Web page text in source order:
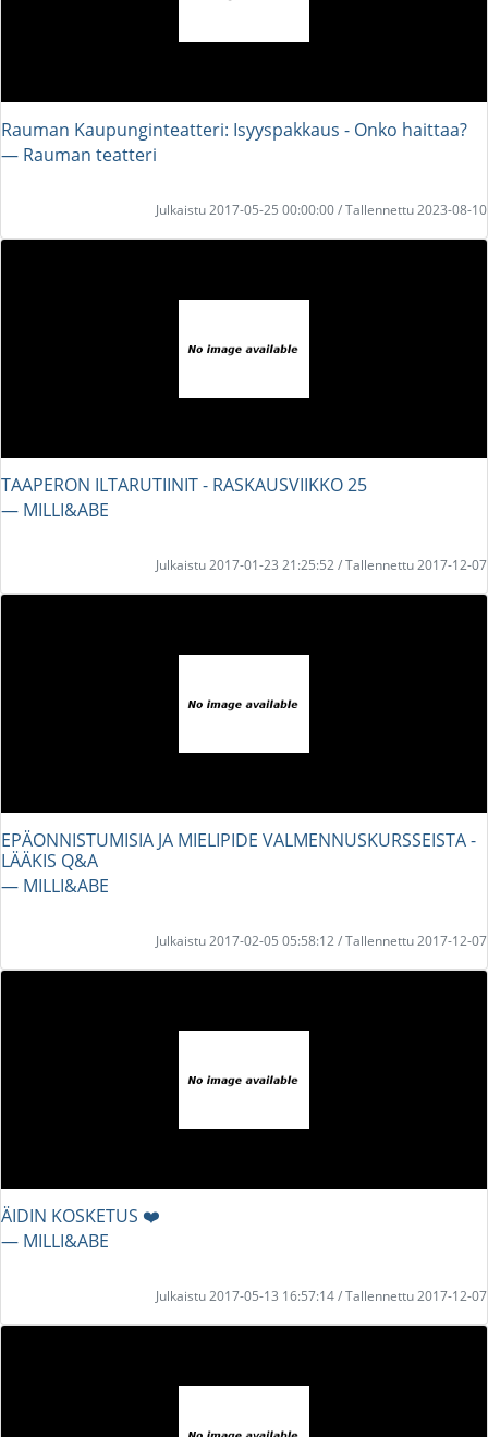
Rauman Kaupunginteatteri: Isyyspakkaus - Onko haittaa?
― Rauman teatteri
Julkaistu 2017-05-25 00:00:00 / Tallennettu 2023-08-10
TAAPERON ILTARUTIINIT - RASKAUSVIIKKO 25
― MILLI&ABE
Julkaistu 2017-01-23 21:25:52 / Tallennettu 2017-12-07
EPÄONNISTUMISIA JA MIELIPIDE VALMENNUSKURSSEISTA -
LÄÄKIS Q&A
― MILLI&ABE
Julkaistu 2017-02-05 05:58:12 / Tallennettu 2017-12-07
ÄIDIN KOSKETUS ❤️
― MILLI&ABE
Julkaistu 2017-05-13 16:57:14 / Tallennettu 2017-12-07